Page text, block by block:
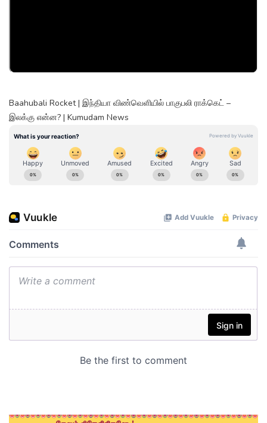
Baahubali Rocket | இந்தியா விண்வெளியில் பாகுபலி ராக்கெட் –
இலக்கு என்ன? | Kumudam News